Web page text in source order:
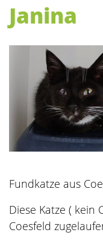
Janina
Fundkatze aus
Diese Katze ( kein
Coesfeld